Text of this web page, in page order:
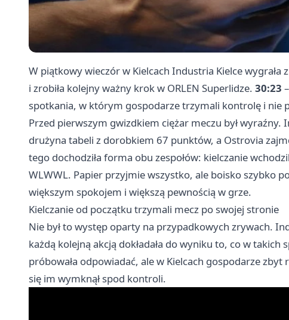
W piątkowy wieczór w Kielcach Industria Kielce wygrała
i zrobiła kolejny ważny krok w ORLEN Superlidze. 30:23
spotkania, w którym gospodarze trzymali kontrolę i nie
Przed pierwszym gwizdkiem ciężar meczu był
drużyna tabeli z dorobkiem 67 punktów, a Ostrovia
tego dochodziła forma obu zespołów: kielczanie
WLWWL. Papier przyjmie wszystko, ale boisko szybko
większym spokojem i większą pewnością w grze.
Kielczanie od początku trzymali mecz po swojej stronie
Nie był to występ oparty na przypadkowych zrywach.
każdą kolejną akcją dokładała do wyniku to, co w
próbowała odpowiadać, ale w Kielcach gospodarze
się im wymknął spod kontroli.